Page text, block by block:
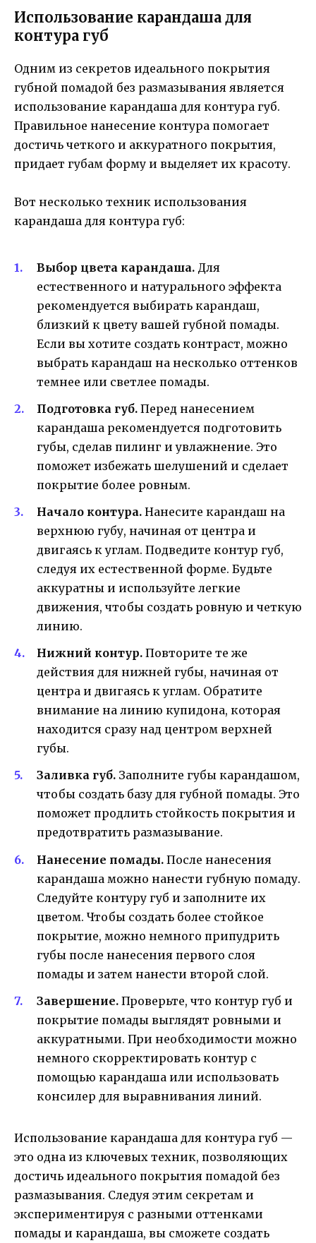
Использование карандаша для
контура губ
Одним из секретов идеального покрытия
губной помадой без размазывания является
использование карандаша для контура губ.
Правильное нанесение контура помогает
достичь четкого и аккуратного покрытия,
придает губам форму и выделяет их красоту.
Вот несколько техник использования
карандаша для контура губ:
Выбор цвета карандаша. Для
естественного и натурального эффекта
рекомендуется выбирать карандаш,
близкий к цвету вашей губной помады.
Если вы хотите создать контраст, можно
выбрать карандаш на несколько оттенков
темнее или светлее помады.
Подготовка губ. Перед нанесением
карандаша рекомендуется подготовить
губы, сделав пилинг и увлажнение. Это
поможет избежать шелушений и сделает
покрытие более ровным.
Начало контура. Нанесите карандаш на
верхнюю губу, начиная от центра и
двигаясь к углам. Подведите контур губ,
следуя их естественной форме. Будьте
аккуратны и используйте легкие
движения, чтобы создать ровную и четкую
линию.
Нижний контур. Повторите те же
действия для нижней губы, начиная от
центра и двигаясь к углам. Обратите
внимание на линию купидона, которая
находится сразу над центром верхней
губы.
Заливка губ. Заполните губы карандашом,
чтобы создать базу для губной помады. Это
поможет продлить стойкость покрытия и
предотвратить размазывание.
Нанесение помады. После нанесения
карандаша можно нанести губную помаду.
Следуйте контуру губ и заполните их
цветом. Чтобы создать более стойкое
покрытие, можно немного припудрить
губы после нанесения первого слоя
помады и затем нанести второй слой.
Завершение. Проверьте, что контур губ и
покрытие помады выглядят ровными и
аккуратными. При необходимости можно
немного скорректировать контур с
помощью карандаша или использовать
консилер для выравнивания линий.
Использование карандаша для контура губ —
это одна из ключевых техник, позволяющих
достичь идеального покрытия помадой без
размазывания. Следуя этим секретам и
экспериментируя с разными оттенками
помады и карандаша, вы сможете создать